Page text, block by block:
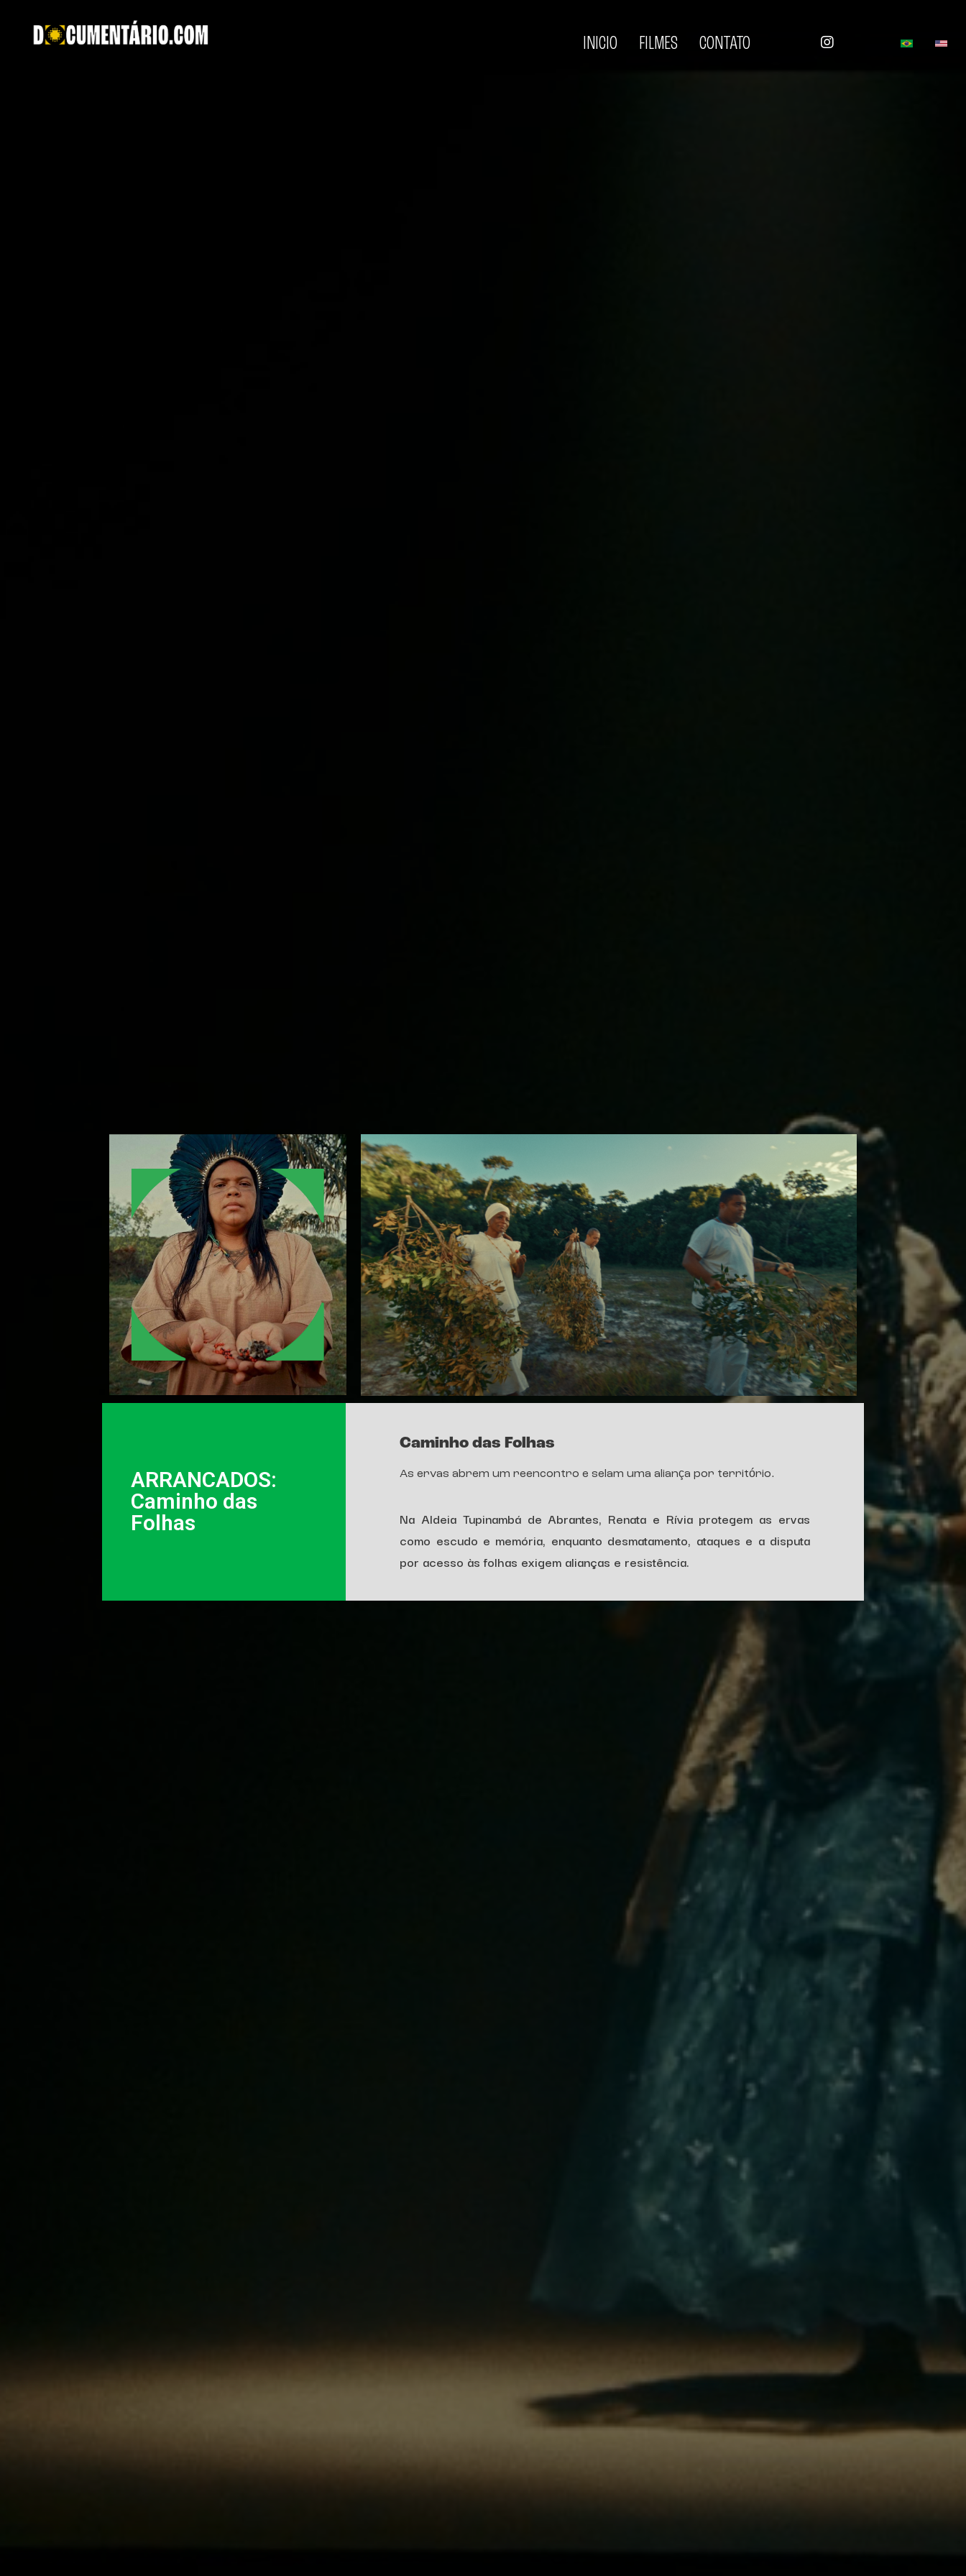
INICIO FILMES CONTATO
ARRANCADOS:
Caminho das
Folhas
Caminho das Folhas
As ervas abrem um reencontro e selam uma aliança por território.
Na Aldeia Tupinambá de Abrantes, Renata e Rívia protegem as ervas
como escudo e memória, enquanto desmatamento, ataques e a disputa
por acesso às folhas exigem alianças e resistência.